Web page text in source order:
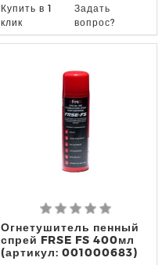
Купить в 1
клик
Задать
вопрос?
Огнетушитель пенный
спрей FRSE FS 400мл
(артикул: 001000683)